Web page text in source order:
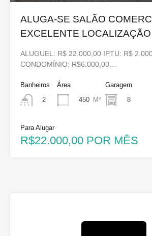
ALUGA-SE SALÃO
EXCELENTE LOCALIZAÇÃO
ALUGUEL: R$ 22.000,00 IPTU: R$
CONDOMÍNIO: R$6.000,00…
Banheiros
2
Área
450 M²
Garagem
8
Para Alugar
R$22.000,00 POR MÊS